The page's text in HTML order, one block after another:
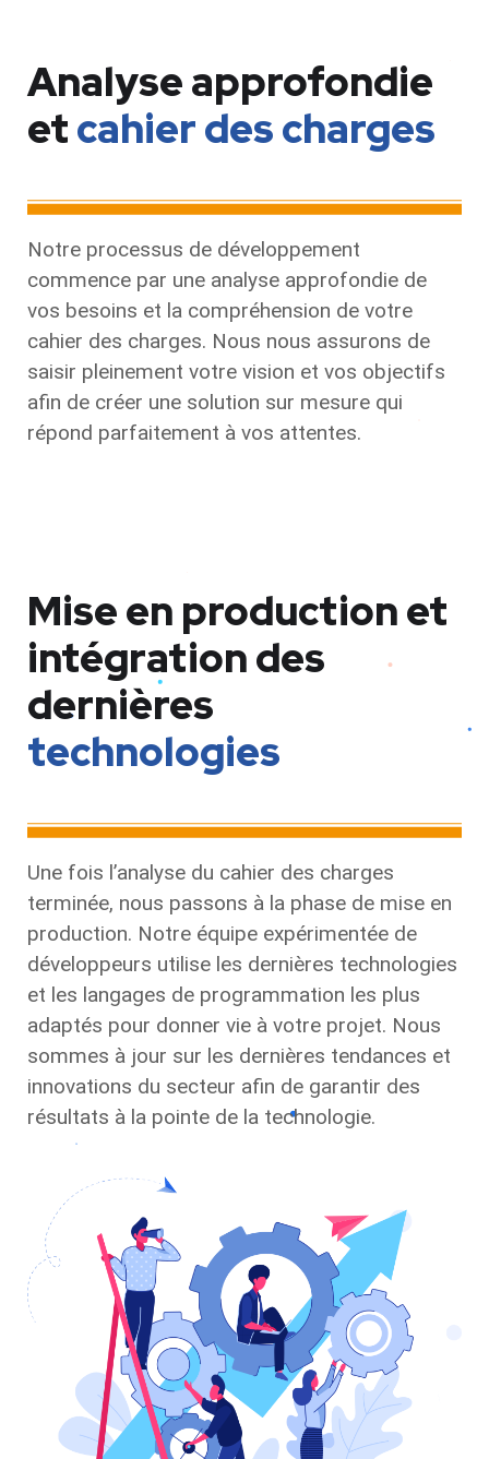
Analyse approfondie
etcahier des charges
Notre processus de développement
commence par une analyse approfondie de
vos besoins et la compréhension de votre
cahier des charges. Nous nous assurons de
saisir pleinement votre vision et vos objectifs
afin de créer une solution sur mesure qui
répond parfaitement à vos attentes.
Mise en production et
intégration des
dernières
technologies
Une fois l’analyse du cahier des charges
terminée, nous passons à la phase de mise en
production. Notre équipe expérimentée de
développeurs utilise les dernières technologies
et les langages de programmation les plus
adaptés pour donner vie à votre projet. Nous
sommes à jour sur les dernières tendances et
innovations du secteur afin de garantir des
résultats à la pointe de la technologie.